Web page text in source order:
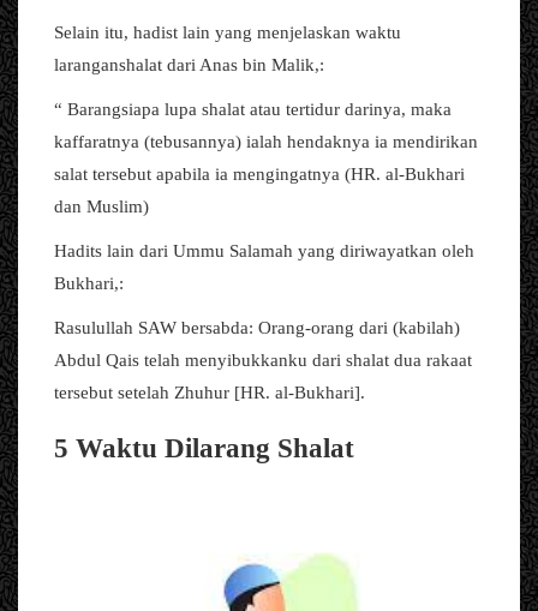
Selain itu, hadist lain yang menjelaskan waktu
laranganshalat dari Anas bin Malik,:
“ Barangsiapa lupa shalat atau tertidur darinya, maka
kaffaratnya (tebusannya) ialah hendaknya ia mendirikan
salat tersebut apabila ia mengingatnya (HR. al-Bukhari
dan Muslim)
Hadits lain dari Ummu Salamah yang diriwayatkan oleh
Bukhari,:
Rasulullah SAW bersabda: Orang-orang dari (kabilah)
Abdul Qais telah menyibukkanku dari shalat dua rakaat
tersebut setelah Zhuhur [HR. al-Bukhari].
5 Waktu Dilarang Shalat